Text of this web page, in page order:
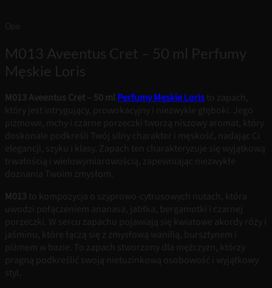
Opis
M013 Aveentus Cret – 50 ml Perfumy
Męskie Loris
M013 Aveentus Cret – 50 mlPerfumy Męskie Loris to zapach,
który jest intrygujący, prowokacyjny i niezwykle głęboki. Jego
piżmowe, mchy i czarne porzeczki tworzą niszowy aromat, który
doskonale podkreśli Twój silny charakter i męskość, nadając Ci
elegancji, szyku i klasy. Zapach ten charakteryzuje się wyjątkową
trwałością i wielowymiarowością, zapewniając niezwykłe
doznania Twoim zmysłom.
M013 to kompozycja o szyprowo-cytrusowych nutach, która
uwodzi połączeniem ananasa, jabłka, bergamotki i czarnej
porzeczki. W sercu zapachu pojawiają się kwiatowe akordy róży i
jaśminu, które łączą się z zmysłową wanilią, bursztynem i
piżmem w bazie. To zapach stworzony dla mężczyzn, którzy
pragną podkreślić swoją nietuzinkową osobowość i wyjątkowy
styl.